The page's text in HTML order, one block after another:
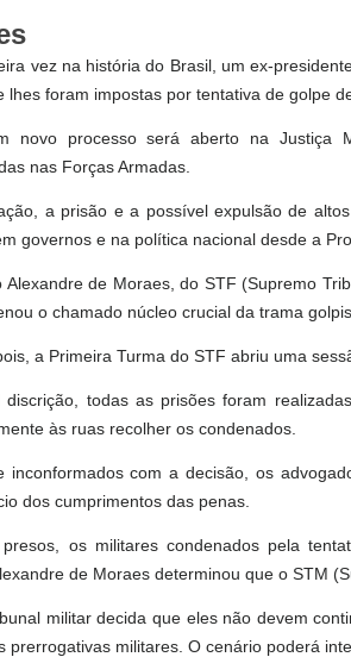
vez na história do Brasil, um ex-
lhes foram impostas por tentativa de golpe
novo processo será aberto na Justiça
nas Forças Armadas.
a prisão e a possível expulsão de
governos e na política nacional desde a
Alexandre de Moraes, do STF (Supremo
o chamado núcleo crucial da trama
a Primeira Turma do STF abriu uma
discrição, todas as prisões foram
às ruas recolher os condenados.
inconformados com a decisão, os
dos cumprimentos das penas.
os militares condenados pela
de Moraes determinou que o STM
militar decida que eles não devem
prerrogativas militares. O cenário poderá